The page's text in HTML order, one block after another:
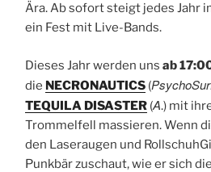
Ära. Ab sofort steigt jedes Jahr
ein Fest mit Live-Bands.
Dieses Jahr werden uns ab
die NECRONAUTICS(
TEQUILA DISASTER(A.) mit
Trommelfell massieren. Wenn
den Laseraugen und
Punkbär zuschaut, wie er sich